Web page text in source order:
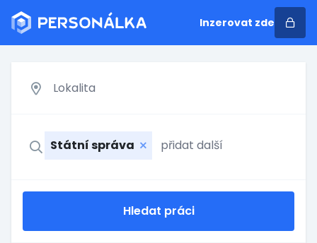
Inzerovat zde
Státní správa
Hledat práci